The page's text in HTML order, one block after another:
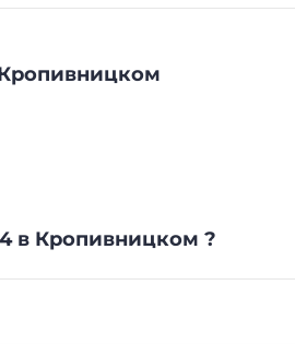
в Кропивницком ?